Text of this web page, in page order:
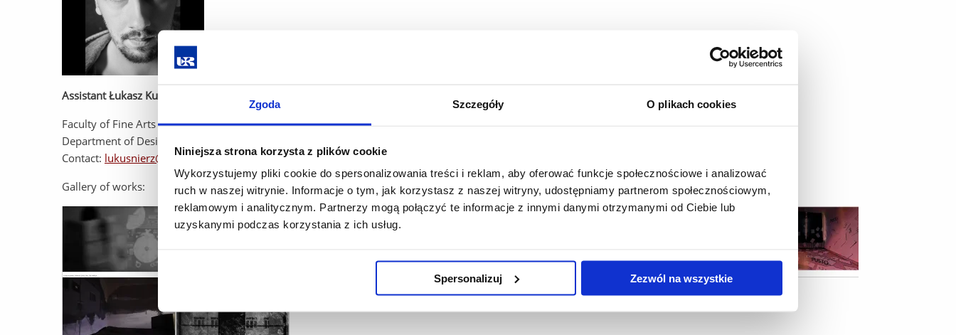
Zgoda Szczegóły O plikach cookies
Niniejsza strona korzysta z plików cookie
Wykorzystujemy pliki cookie do spersonalizowania treści i reklam, aby oferować funkcje społecznościowe i analizować
ruch w naszej witrynie. Informacje o tym, jak korzystasz z naszej witryny, udostępniamy partnerom społecznościowym,
reklamowym i analitycznym. Partnerzy mogą połączyć te informacje z innymi danymi otrzymanymi od Ciebie lub
uzyskanymi podczas korzystania z ich usług.
Spersonalizuj Zezwól na wszystkie
AssistantŁukasz Kuśnierz
Faculty of Fine Arts
Department of Design Graphics and Multimedia
Contact: lukusnierz@ur.edu.pl
Gallery of works: